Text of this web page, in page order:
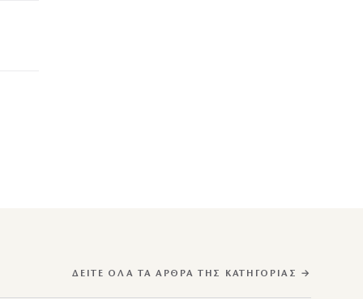
ΔΕΊΤΕ ΌΛΑ ΤΑ ΆΡΘΡΑ ΤΗΣ ΚΑΤΗΓΟΡΊΑΣ →